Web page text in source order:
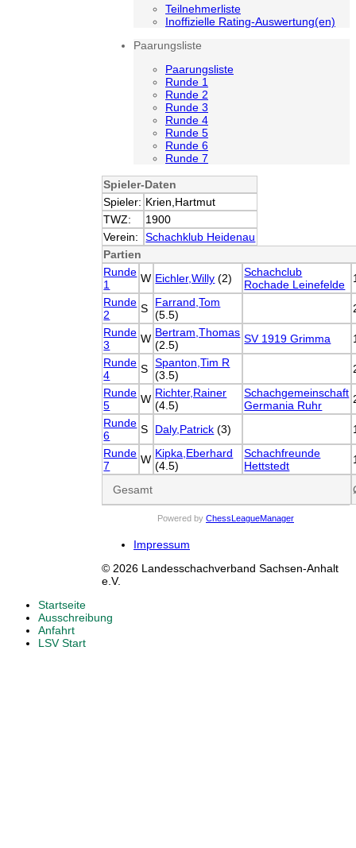
Teilnehmerliste
Inoffizielle Rating-Auswertung(en)
Paarungsliste
Paarungsliste
Runde 1
Runde 2
Runde 3
Runde 4
Runde 5
Runde 6
Runde 7
Spieler-Daten
Spieler: Krien,Hartmut
TWZ:
1900
Verein:
Schachklub Heidenau
Partien
Runde
1
W Eichler,Willy (2)
Schachclub
Rochade Leinefelde
Runde
2
S
Farrand,Tom
(5.5)
Runde
3
W Bertram,Thomas
(2.5)
SV 1919 Grimma
Runde
4
S Spanton,Tim R
(3.5)
Runde
5
W Richter,Rainer
(4.5)
Schachgemeinschaft
Germania Ruhr
Runde
6
S Daly,Patrick (3)
Runde
7
W Kipka,Eberhard
(4.5)
Schachfreunde
Hettstedt
Gesamt
Powered by ChessLeagueManager
Impressum
© 2026 Landesschachverband Sachsen-Anhalt
e.V.
Startseite
Ausschreibung
Anfahrt
LSV Start